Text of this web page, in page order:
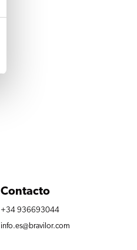
Contacto
+34 936693044
info.es@bravilor.com